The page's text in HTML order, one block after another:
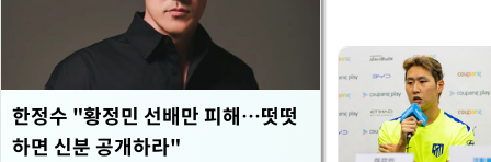
한정수 "황정민 선배만 피해…떳떳
하면 신분 공개하라"